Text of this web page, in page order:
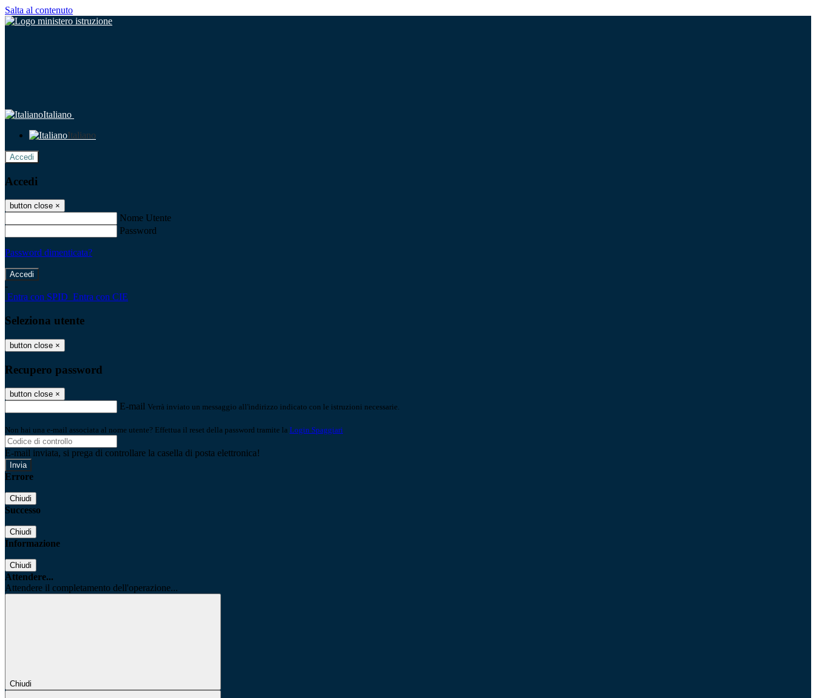
Salta al contenuto
Italiano
Italiano
Accedi
Accedi
button close ×
Nome Utente
Password
Password dimenticata?
-
Entra con SPID Entra con CIE
Seleziona utente
button close ×
Recupero password
button close ×
E-mail Verrà inviato un messaggio all'indirizzo indicato con le istruzioni necessarie.
Non hai una e-mail associata al nome utente? Effettua il reset della password tramite la Login Spaggiari
E-mail inviata, si prega di controllare la casella di posta elettronica!
Errore
Chiudi
Successo
Chiudi
Informazione
Chiudi
Attendere...
Attendere il completamento dell'operazione...
Chiudi